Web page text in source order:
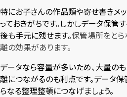
特にお子さんの作品類や寄せ書きメ
っておきがちです。しかしデータ保管
後も手元に残せます。保管場所をと
離の効果があります。
データなら容量が多いため、大量の
離につながるのも利点です。データ
らなる整理整頓につなげましょう。